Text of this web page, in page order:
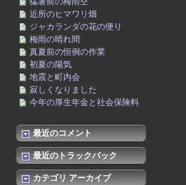
近所のヒマワリ畑
ジャカランダの花の便り
梅雨の晴れ間
真夏前の恒例の作業
初夏の陽気
地震と町内会
寂しくなりました
今年の厚生年金と社会保険料
最近のコメント
最近のトラックバック
カテゴリ アーカイブ